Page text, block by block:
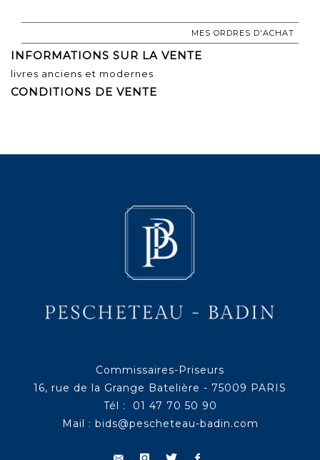
MES ORDRES D'ACHAT
INFORMATIONS SUR LA VENTE
livres anciens et modernes
CONDITIONS DE VENTE
Commissaires-Priseurs
16, rue de la Grange Batelière - 75009 PARIS
Tél : 01 47 70 50 90
Mail : bids@pescheteau-badin.com